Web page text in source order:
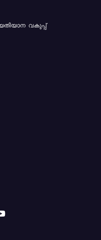
വകുപ്പ്